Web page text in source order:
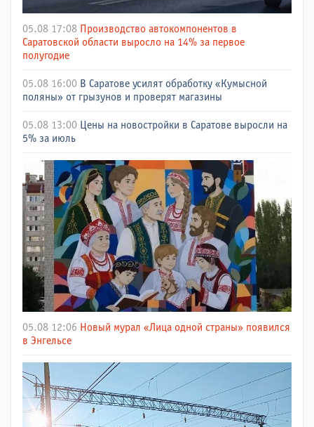
05.08 17:08 Производство автокомпонентов в
Саратовской области выросло на 14% за первое
полугодие
05.08 16:00 В Саратове усилят обработку «Кумысной
поляны» от грызунов и проверят магазины
05.08 13:00 Цены на новостройки в Саратове выросли на
5% за июль
05.08 12:06 Новый мурал «Лица одной страны» появился
в Энгельсе